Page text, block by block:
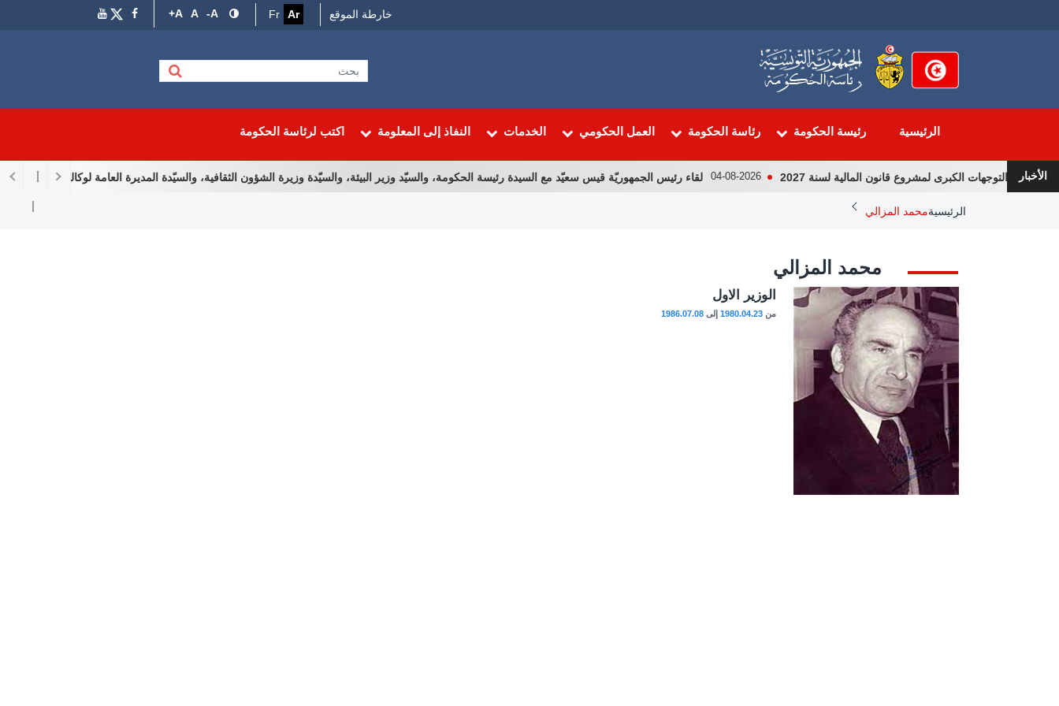
A-
A
A+ Fr Ar
Menuخارطة الموقع
الرئيسية رئيسة الحكومة رئاسة الحكومة العمل الحكومي الخدمات النفاذ إلى المعلومة اكتب لرئاسة الحكومة
الأخبار
التوجهات الكبرى لمشروع قانون المالية لسنة 2027 04-08-2026 لقاء رئيس الجمهوريّة قيس سعيّد مع السيدة رئيسة الحكومة، والسيّد وزير البيئة، والسيّدة وزيرة الشؤون الثقافية، والسيّدة المديرة العامة لوكالة إحياء التراث
الرئيسيةمحمد المزالي
محمد المزالي
الصورة الوزير الاول
من1980.04.23 إلى1986.07.08